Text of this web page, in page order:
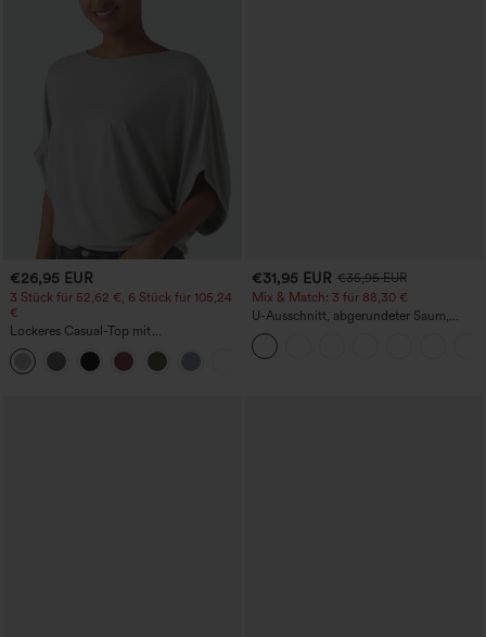
€26,95 EUR
3 Stück für 52,62 €, 6 Stück für 105,24
€
Lockeres Casual-Top mit
Rundhalsausschnitt und
Fledermausärmeln
€31,95 EUR €35,95 EUR
Mix & Match: 3 für 88,30 €
U-Ausschnitt, abgerundeter Saum,
InstantCool Yoga-Trägertop – UPF50+